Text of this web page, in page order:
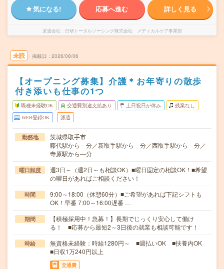
気になる! 応募へ進む 詳しく見る
派遣会社 日研トータルソーシング株式会社 メディカルケア事業部
未読 掲載日 2026/08/06
【オープニング募集】介護＊お年寄りの散歩
付き添いも仕事の1つ
職種未経験OK 交通費別途支給あり 土日祝日が休み 残業なし
WEB登録OK 派遣
勤務地
茨城県取手市
藤代駅から---分／新取手駅から---分／西取手駅から---分／
寺原駅から---分
曜日頻度
週3日～（週2日～も相談OK）■曜日固定の相談OK！■希望
の曜日があればご相談ください！
時間
9:00～18:00（休憩60分）■ご希望があれば下記シフトも
OK！早番 7:00～16:00遅番 …
期間
【積極採用中！急募！】長期でじっくり安心して働け
る！ ■応募から最短2～3日後の就業も相談可能です！
時給
無資格未経験：時給1280円～ ■週払いOK ■扶養内OK
■日収1万240円以上
交通費